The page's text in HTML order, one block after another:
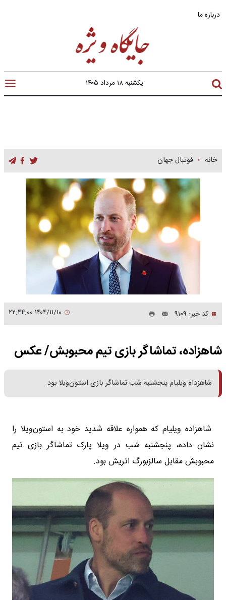
درباره ما
یکشنبه ۱۸ مرداد ۱۴۰۵
خانه فوتبال جهان
کد خبر: 9109
شاهزاده، تماشاگر بازی تیم محبوبش/ عکس
شاهزداه ویلیام پنجشنبه شب تماشاگر بازی استون‌ویلا بود.
شاهزاده ویلیام که همواره علاقه شدید خود به استون‌ویلا را
نشان داده، پنجشنبه شب در ویلا پارک تماشاگر بازی تیم
محبوبش مقابل سالزبورگ اتریش بود.